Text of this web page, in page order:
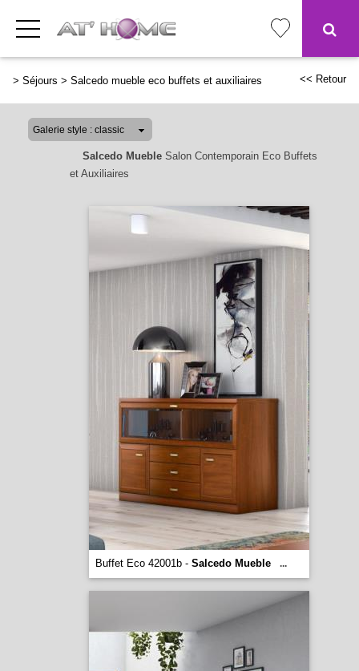
> Séjours > Salcedo mueble eco buffets et auxiliaires << Retour
Salcedo MuebleSalon Contemporain Eco Buffets
et Auxiliaires
Buffet Eco 42001b - Salcedo Mueble ...